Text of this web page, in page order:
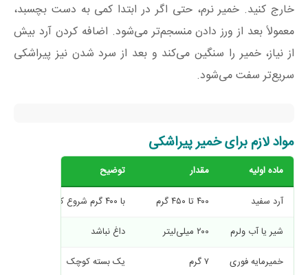
خارج کنید. خمیر نرم، حتی اگر در ابتدا کمی به دست بچسبد،
معمولاً بعد از ورز دادن منسجم‌تر می‌شود. اضافه کردن آرد بیش
از نیاز، خمیر را سنگین می‌کند و بعد از سرد شدن نیز پیراشکی
سریع‌تر سفت می‌شود.
مواد لازم برای خمیر پیراشکی
ماده اولیه مقدار توضیح
آرد سفید ۴۰۰ تا ۴۵۰ گرم
با ۴۰۰ گرم شروع کنید
شیر یا آب ولرم
۲۰۰ میلی‌لیتر
داغ نباشد
خمیرمایه فوری
۷ گرم
یک بسته کوچک